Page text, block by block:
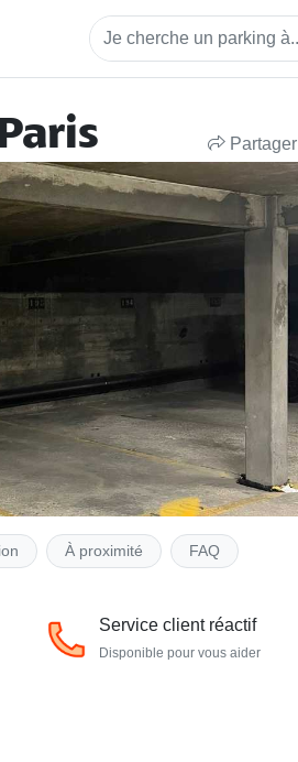
Partager
À proximité FAQ
Service client réactif
Disponible pour vous aider